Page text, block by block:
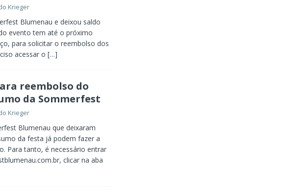
Krieger
Blumenau e deixou saldo
evento tem até o próximo
para solicitar o reembolso dos
acessar o […]
reembolso do
da Sommerfest
Krieger
Blumenau que deixaram
da festa já podem fazer a
Para tanto, é necessário entrar
clicar na aba